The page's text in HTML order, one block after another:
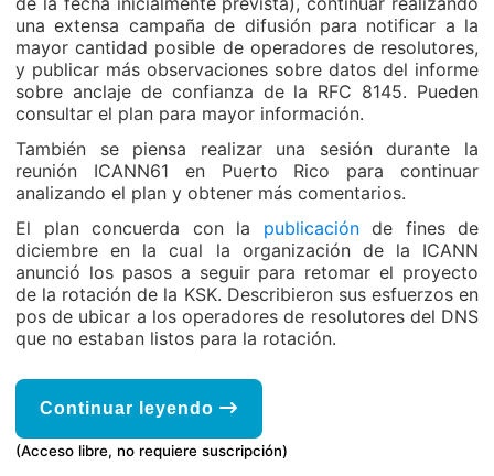
una extensa campaña de difusión para notificar a la
mayor cantidad posible de operadores de resolutores,
y publicar más observaciones sobre datos del informe
sobre anclaje de confianza de la RFC 8145. Pueden
consultar el plan para mayor información.
También se piensa realizar una sesión durante la
reunión ICANN61 en Puerto Rico para continuar
analizando el plan y obtener más comentarios.
El plan concuerda con la
publicaciónde fines de
diciembre en la cual la organización de la ICANN
anunció los pasos a seguir para retomar el proyecto
de la rotación de la KSK. Describieron sus esfuerzos en
pos de ubicar a los operadores de resolutores del DNS
que no estaban listos para la rotación.
Continuar leyendo
(Acceso libre, no requiere suscripción)